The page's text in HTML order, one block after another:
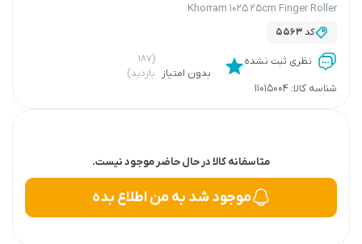
Khorram 1025 25cm Finger Roller
کد5563
نظری ثبت نشده
بدون امتیاز
(۱۸۷
بازدید)
شناسه کالا: 11015004
متاسفانه کالا در حال حاضر موجود نیست.
موجود شد به من اطلاع بده